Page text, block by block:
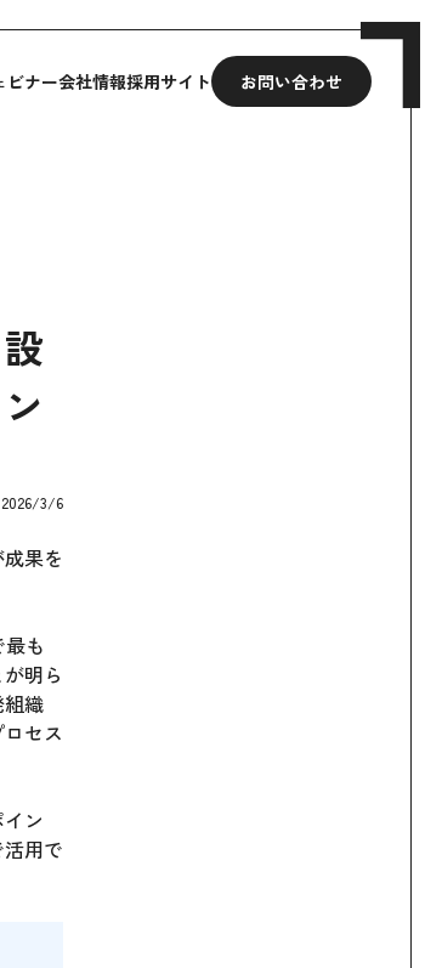
ビナー会社情報採用サイト お問い合わせ
2026/3/6
果を
も
明ら
織
セス
ン
用で